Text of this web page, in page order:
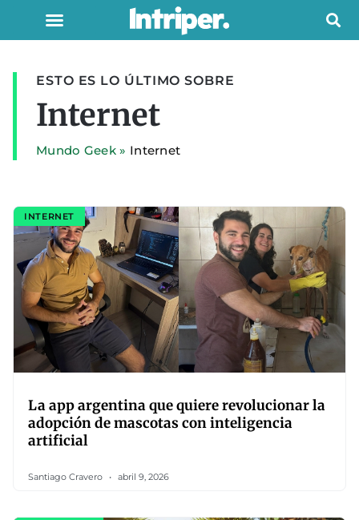
ESTO ES LO ÚLTIMO SOBRE
Internet
Mundo Geek » Internet
INTERNET
La app argentina que quiere revolucionar la
adopción de mascotas con inteligencia
artificial
Santiago Cravero abril 9, 2026